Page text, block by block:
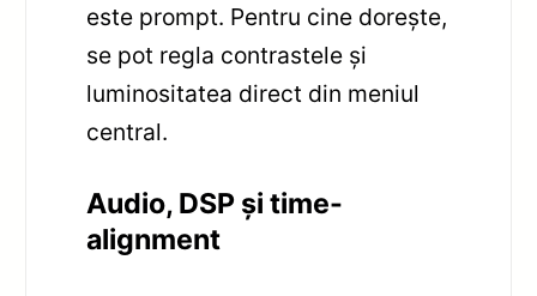
este prompt. Pentru cine dorește,
se pot regla contrastele și
luminositatea direct din meniul
central.
Audio, DSP și time-
alignment